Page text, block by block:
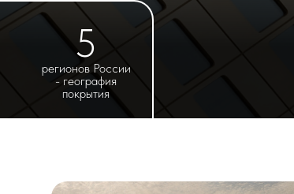
регионов России
- география
покрытия
5